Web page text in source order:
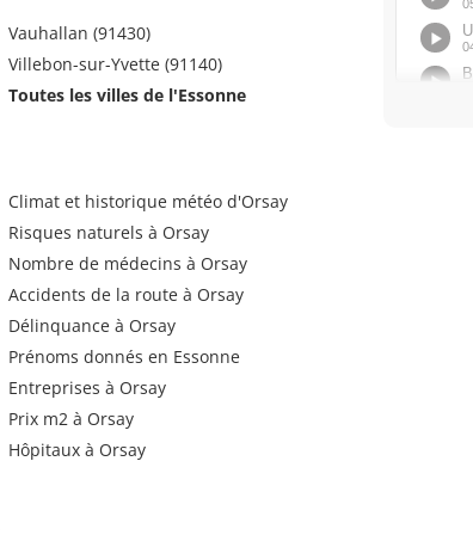
Vauhallan (91430)
Villebon-sur-Yvette (91140)
Toutes les villes de l'Essonne
Climat et historique météo d'Orsay
Risques naturels à Orsay
Nombre de médecins à Orsay
Accidents de la route à Orsay
Délinquance à Orsay
Prénoms donnés en Essonne
Entreprises à Orsay
Prix m2 à Orsay
Hôpitaux à Orsay